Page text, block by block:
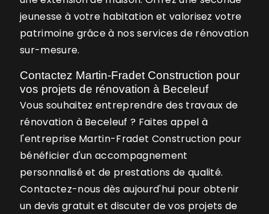
jeunesse à votre habitation et valorisez votre
patrimoine grâce à nos services de rénovation
sur-mesure.
Contactez Martin-Fradet Construction pour
vos projets de rénovation à Beceleuf
Vous souhaitez entreprendre des travaux de
rénovation à Beceleuf ? Faites appel à
l'entreprise Martin-Fradet Construction pour
bénéficier d'un accompagnement
personnalisé et de prestations de qualité.
Contactez-nous dès aujourd'hui pour obtenir
un devis gratuit et discuter de vos projets de